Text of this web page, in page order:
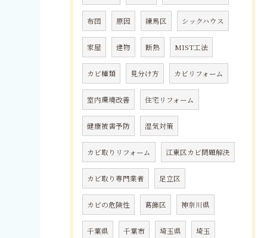
布団 原因 練馬区 シックハウス
家屋 建物 断熱 MIST工法
カビ種類 見分け方 カビリフォーム
室内環境改善 住宅リフォーム
健康被害予防 湿気対策
カビ取りリフォーム 江東区カビ問題解決
カビ取り専門業者 足立区
カビの危険性 葛飾区 神奈川県
千葉県 千葉市 埼玉県 埼玉